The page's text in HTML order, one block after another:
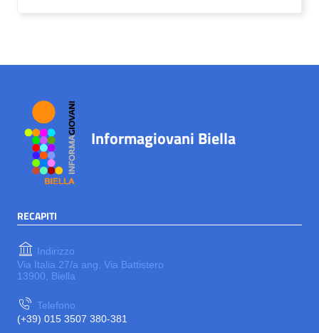
Informagiovani Biella
RECAPITI
Indirizzo
Via Italia 27/a ang. Via Battistero
13900, Biella
Telefono
(+39) 015 3507 380-381